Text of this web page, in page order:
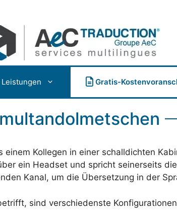
Leistungen Gratis-
Kollegen in einer schalldichten
ein Headset und spricht seinerseits
Kanal, um die Übersetzung in der
sind verschiedenste